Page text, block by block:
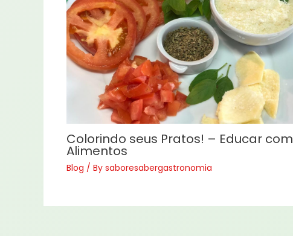
Colorindo seus Pratos! – Educar com
Alimentos
Blog / By saboresabergastronomia